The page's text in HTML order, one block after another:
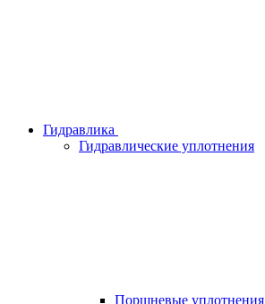
Гидравлика
Гидравлические уплотнения
Поршневые уплотнения